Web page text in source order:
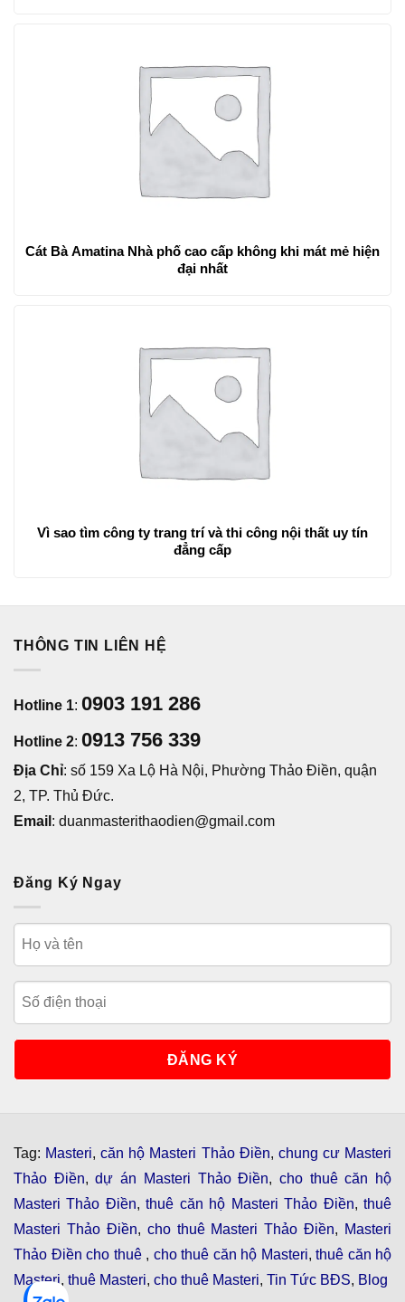
Cát Bà Amatina Nhà phố cao cấp không khi mát mẻ hiện
đại nhất
Vì sao tìm công ty trang trí và thi công nội thất uy tín
đẳng cấp
THÔNG TIN LIÊN HỆ
Hotline 1: 0903 191 286
Hotline 2: 0913 756 339
Địa Chỉ: số 159 Xa Lộ Hà Nội, Phường Thảo Điền, quận
2, TP. Thủ Đức.
Email : duanmasterithaodien@gmail.com
Đăng Ký Ngay
Tag: Masteri,căn hộ Masteri Thảo Điền, chung cư Masteri
Thảo Điền,dự án Masteri Thảo Điền, cho thuê căn hộ
Masteri Thảo Điền,thuê căn hộ Masteri Thảo Điền,thuê
Masteri Thảo Điền, cho thuê Masteri Thảo Điền, Masteri
Thảo Điền cho thuê , cho thuê căn hộ Masteri, thuê căn hộ
Masteri, thuê Masteri, cho thuê Masteri, Tin Tức BĐS, Blog